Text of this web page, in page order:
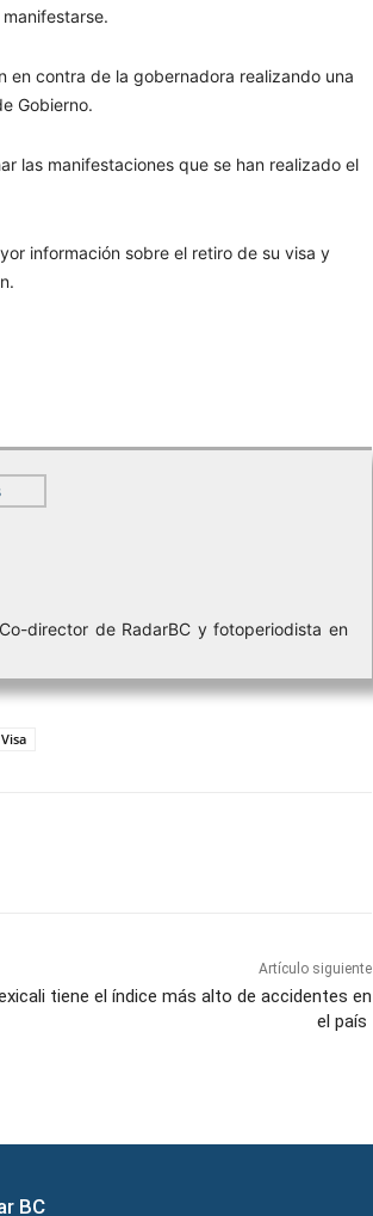
en contra de la gobernadora realizando una
Gobierno.
las manifestaciones que se han realizado el
información sobre el retiro de su visa y
director de RadarBC y fotoperiodista en
Visa
Artículo siguiente
tiene el índice más alto de accidentes en
el país
BC